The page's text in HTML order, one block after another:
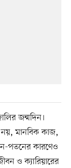
জন্মদিন।
নয়, মানবিক কাজ,
পতনের কারণেও
ও ক্যারিয়ারের